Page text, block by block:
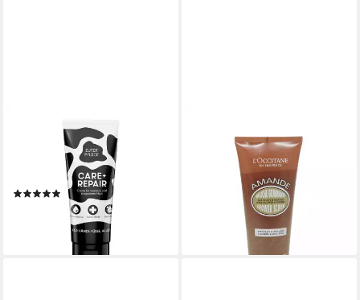
Bodylotion EUTERPFLEGE
Creme spezial 200ml, 200 ml
(2)
(4,98 €/ 100 ml)
lieferbar - in 2-3 Werktagen bei dir
Duschgel L'Occitane Amande
Shower Scrub With crushed
Almonds 200 ml
(149,50 €/ 1 l)
lieferbar - in 2-3 Werktagen bei dir